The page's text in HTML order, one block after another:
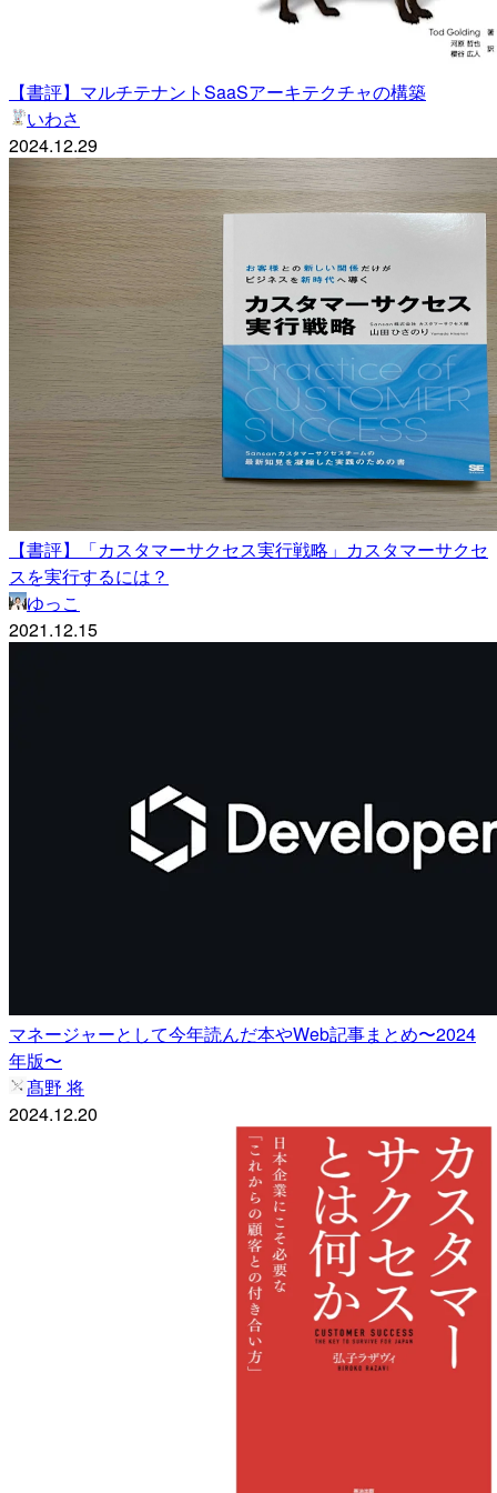
【書評】マルチテナントSaaSアーキテクチャの構築
いわさ
2024.12.29
【書評】「カスタマーサクセス実行戦略」カスタマーサクセ
スを実行するには？
ゆっこ
2021.12.15
マネージャーとして今年読んだ本やWeb記事まとめ〜2024
年版〜
髙野 将
2024.12.20